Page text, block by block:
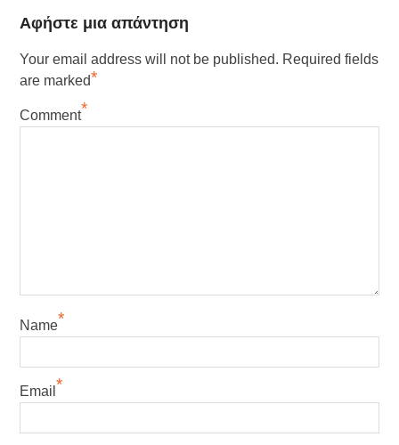
Αφήστε μια απάντηση
Your email address will not be published. Required fields
are marked*
Comment*
Name*
Email *